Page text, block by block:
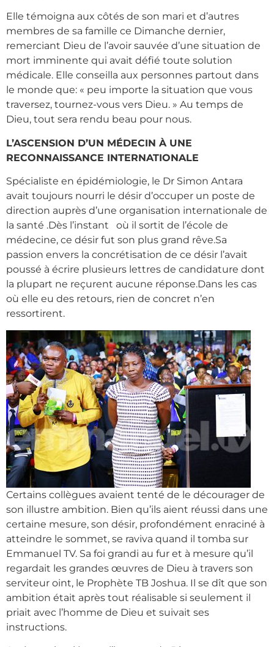
Elle témoigna aux côtés de son mari et d’autres
membres de sa famille ce Dimanche dernier,
remerciant Dieu de l’avoir sauvée d’une situation de
mort imminente qui avait défié toute solution
médicale. Elle conseilla aux personnes partout dans
le monde que: « peu importe la situation que vous
traversez, tournez-vous vers Dieu. » Au temps de
Dieu, tout sera rendu beau pour nous.
L’ASCENSION D’UN MÉDECIN À UNE
RECONNAISSANCE INTERNATIONALE
Spécialiste en épidémiologie, le Dr Simon Antara
avait toujours nourri le désir d’occuper un poste de
direction auprès d’une organisation internationale de
la santé .Dès l’instant où il sortit de l’école de
médecine, ce désir fut son plus grand rêve.Sa
passion envers la concrétisation de ce désir l’avait
poussé à écrire plusieurs lettres de candidature dont
la plupart ne reçurent aucune réponse.Dans les cas
où elle eu des retours, rien de concret n’en
ressortirent.
Certains collègues avaient tenté de le décourager de
son illustre ambition. Bien qu’ils aient réussi dans une
certaine mesure, son désir, profondément enraciné à
atteindre le sommet, se raviva quand il tomba sur
Emmanuel TV. Sa foi grandi au fur et à mesure qu’il
regardait les grandes œuvres de Dieu à travers son
serviteur oint, le Prophète TB Joshua. Il se dît que son
ambition était après tout réalisable si seulement il
priait avec l’homme de Dieu et suivait ses
instructions.